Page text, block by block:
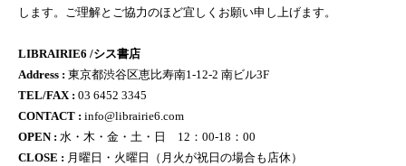
します。ご理解とご協力のほど宜しくお願い申し上げます。
LIBRAIRIE6 /シス書店
Address : 東京都渋谷区恵比寿南1-12-2 南ビル3F
TEL/FAX : 03 6452 3345
CONTACT : info@librairie6.com
OPEN : 水・木・金・土・日 12：00‐18：00
CLOSE : 月曜日・火曜日（月火が祝日の場合も店休）